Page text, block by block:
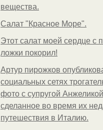
вещества.
Салат "Красное Море".
Этот салат моей сердце с
ложки покорил!
Артур пирожков
социальных сетях
фото с супругой
сделанное во время их
путешествия в Италию.